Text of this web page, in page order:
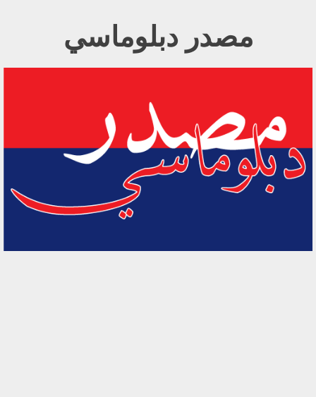
مصدر دبلوماسي